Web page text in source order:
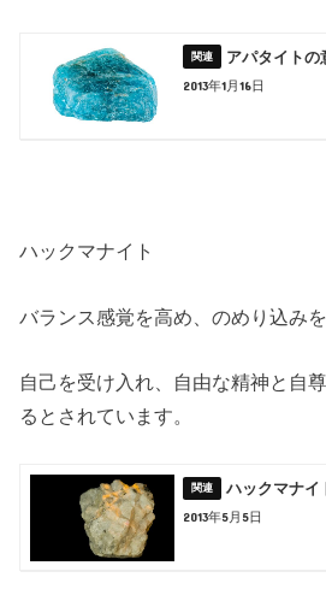
アパタイトの
2013年1月16日
ハックマナイト
バランス感覚を高め、のめり込みを
自己を受け入れ、自由な精神と自
るとされています。
ハックマナイ
2013年5月5日